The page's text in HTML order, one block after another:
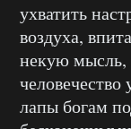
ухватить
воздуха,
некую
человечество
лапы богам